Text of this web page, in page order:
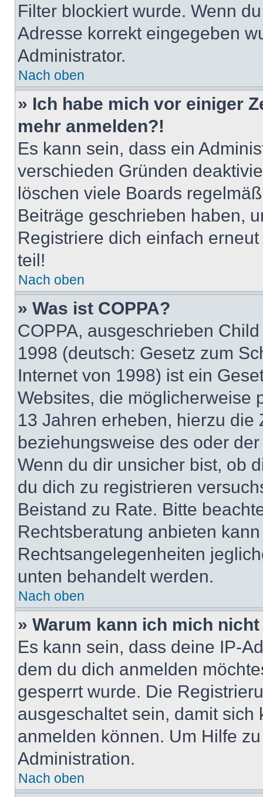
Filter blockiert wurde. Wenn
Adresse korrekt eingegeben
Administrator.
Nach oben
» Ich habe mich vor einiger
mehr anmelden?!
Es kann sein, dass ein
verschieden Gründen
löschen viele Boards
Beiträge geschrieben haben,
Registriere dich einfach
teil!
Nach oben
» Was ist COPPA?
COPPA, ausgeschrieben
1998 (deutsch: Gesetz zum
Internet von 1998) ist ein
Websites, die möglicherweise
13 Jahren erheben, hierzu die
beziehungsweise des oder
Wenn du dir unsicher bist, ob
du dich zu registrieren
Beistand zu Rate. Bitte
Rechtsberatung anbieten
Rechtsangelegenheiten
unten behandelt werden.
Nach oben
» Warum kann ich mich
Es kann sein, dass deine IP-
dem du dich anmelden
gesperrt wurde. Die
ausgeschaltet sein, damit
anmelden können. Um Hilfe
Administration.
Nach oben